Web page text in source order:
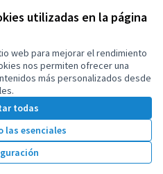
utilizadas en la página
web para mejorar el rendimiento
nos permiten ofrecer una
más personalizados desde
todas
las esenciales
Elegir el idioma
Con licencia
(Enlace